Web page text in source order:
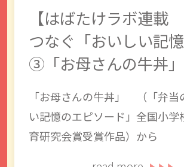
【はばたけラボ連
つなぐ「おいしい記憶
③「お母さんの牛丼」
「お母さんの牛丼」 （「弁当
い記憶のエピソード」全国小学
育研究会賞受賞作品）から